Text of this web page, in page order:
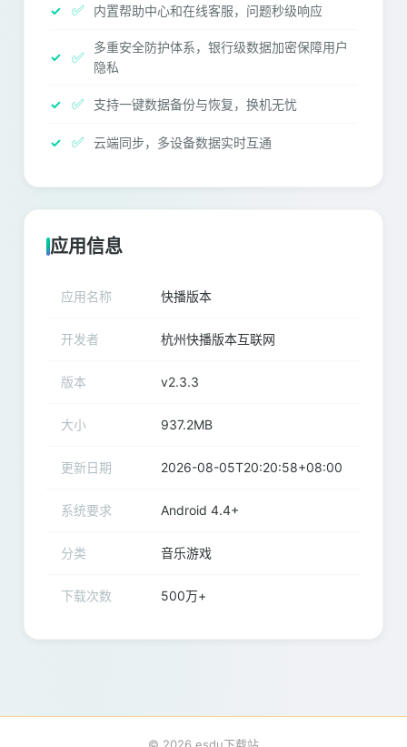
✅ 内置帮助中心和在线客服，问题秒级响应
✅
多重安全防护体系，银行级数据加密保障用户
隐私
✅ 支持一键数据备份与恢复，换机无忧
✅ 云端同步，多设备数据实时互通
应用信息
应用名称 快播版本
开发者 杭州快播版本互联网
版本 v2.3.3
大小 937.2MB
更新日期 2026-08-05T20:20:58+08:00
系统要求 Android 4.4+
分类 音乐游戏
下载次数 500万+